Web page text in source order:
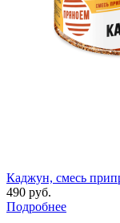
Каджун, смесь
490 руб.
Подробнее